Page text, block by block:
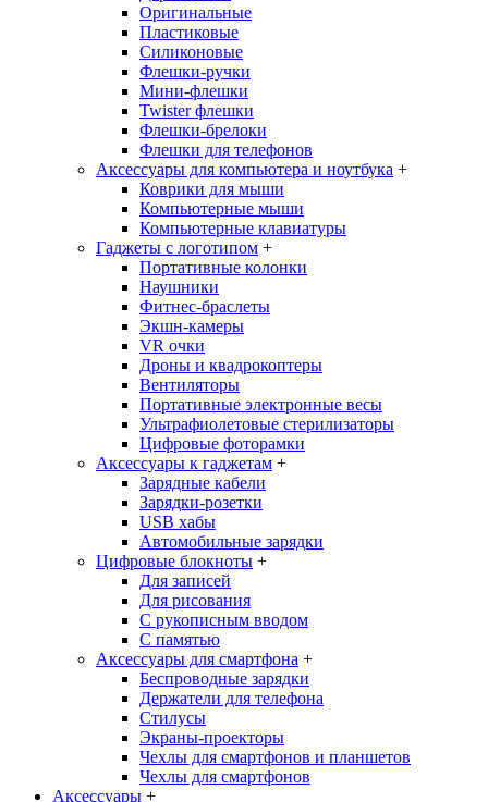
Оригинальные
Пластиковые
Силиконовые
Флешки-ручки
Мини-флешки
Twister флешки
Флешки-брелоки
Флешки для телефонов
Аксессуары для компьютера и ноутбука +
Коврики для мыши
Компьютерные мыши
Компьютерные клавиатуры
Гаджеты с логотипом +
Портативные колонки
Наушники
Фитнес-браслеты
Экшн-камеры
VR очки
Дроны и квадрокоптеры
Вентиляторы
Портативные электронные весы
Ультрафиолетовые стерилизаторы
Цифровые фоторамки
Аксессуары к гаджетам +
Зарядные кабели
Зарядки-розетки
USB хабы
Автомобильные зарядки
Цифровые блокноты +
Для записей
Для рисования
С рукописным вводом
С памятью
Аксессуары для смартфона +
Беспроводные зарядки
Держатели для телефона
Стилусы
Экраны-проекторы
Чехлы для смартфонов и планшетов
Чехлы для смартфонов
Аксессуары +